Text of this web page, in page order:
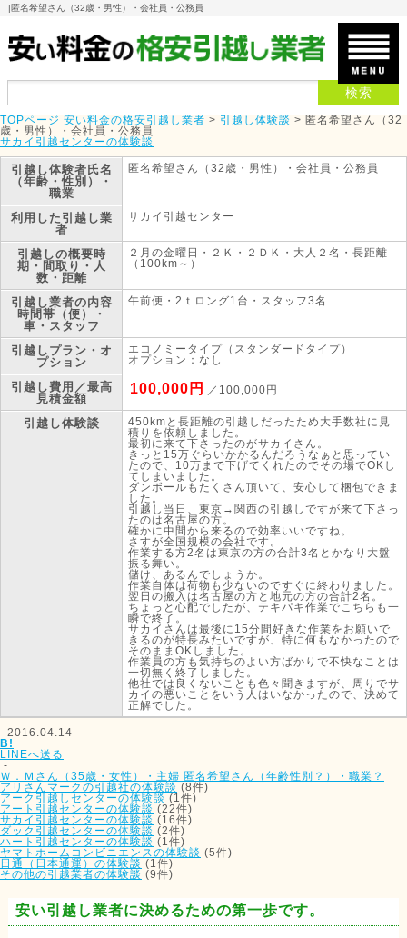
|匿名希望さん（32歳・男性）・会社員・公務員
TOPページ 安い料金の格安引越し業者 > 引越し体験談 > 匿名希望さん（32
歳・男性）・会社員・公務員
サカイ引越センターの体験談
引越し体験者 氏名
（年齢・性別）・
職業
匿名希望さん（32歳・男性）・会社員・公務員
利用した引越し業
者
サカイ引越センター
引越しの概要時
期・間取り・人
数・距離
２月の金曜日・２Ｋ・２ＤＫ・大人２名・長距離
（100km～）
引越し業者の内容
時間帯（便）・
車・スタッフ
午前便・2ｔロング1台・スタッフ3名
引越しプラン・オ
プション
エコノミータイプ（スタンダードタイプ）
オプション：なし
引越し費用／最高
見積金額
100,000円 ／100,000円
引越し体験談
450kmと長距離の引越しだったため大手数社に見
積りを依頼しました。
最初に来て下さったのがサカイさん。
きっと15万ぐらいかかるんだろうなぁと思ってい
たので、10万まで下げてくれたのでその場でOKし
てしまいました。
ダンボールもたくさん頂いて、安心して梱包できま
した。
引越し当日、東京→関西の引越しですが来て下さっ
たのは名古屋の方。
確かに中間から来るので効率いいですね。
さすが全国規模の会社です。
作業する方2名は東京の方の合計3名とかなり大盤
振る舞い。
儲け、あるんでしょうか。
作業自体は荷物も少ないのですぐに終わりました。
翌日の搬入は名古屋の方と地元の方の合計2名。
ちょっと心配でしたが、テキパキ作業でこちらも一
瞬で終了。
サカイさんは最後に15分間好きな作業をお願いで
きるのが特長みたいですが、特に何もなかったので
そのままOKしました。
作業員の方も気持ちのよい方ばかりで不快なことは
一切無く終了しました。
他社では良くないことも色々聞きますが、周りでサ
カイの悪いことをいう人はいなかったので、決めて
正解でした。
2016.04.14
B!
LINEへ送る
-
Ｗ．Ｍさん（35歳・女性）・主婦 匿名希望さん（年齢性別？）・職業？
アリさんマークの引越社の体験談 (8件)
アーク引越しセンターの体験談 (1件)
アート引越センターの体験談 (22件)
サカイ引越センターの体験談 (16件)
ダック引越センターの体験談 (2件)
ハート引越センターの体験談 (1件)
ヤマトホームコンビニエンスの体験談 (5件)
日通（日本通運）の体験談 (1件)
その他の引越業者の体験談 (9件)
安い引越し業者に決めるための第一歩です。